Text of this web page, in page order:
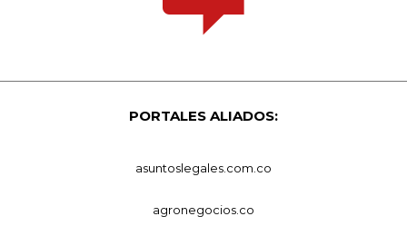
PORTALES ALIADOS:
asuntoslegales.com.co
agronegocios.co